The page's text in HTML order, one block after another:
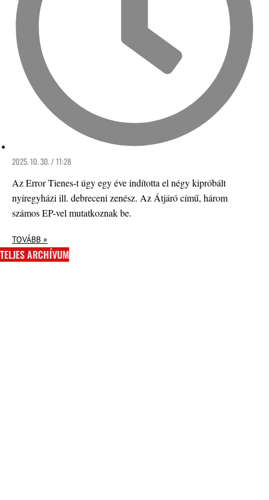
2025. 10. 30. / 11:28
Az Error Tienes-t úgy egy éve indította el négy kipróbált
nyíregyházi ill. debreceni zenész. Az Átjáró című, három
számos EP-vel mutatkoznak be.
TOVÁBB »
TELJES ARCHÍVUM